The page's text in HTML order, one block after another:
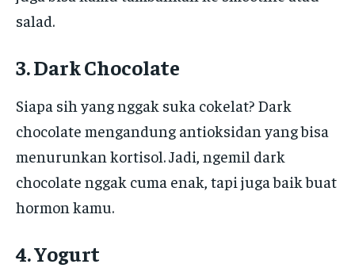
salad.
3. Dark Chocolate
Siapa sih yang nggak suka cokelat? Dark
chocolate mengandung antioksidan yang bisa
menurunkan kortisol. Jadi, ngemil dark
chocolate nggak cuma enak, tapi juga baik buat
hormon kamu.
4. Yogurt